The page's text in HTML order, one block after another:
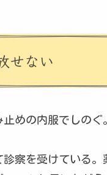
せない
めの内服でしのぐ
診察を受けている